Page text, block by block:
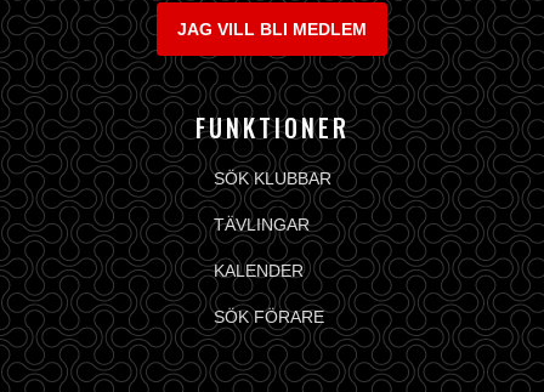
JAG VILL BLI MEDLEM
FUNKTIONER
SÖK KLUBBAR
TÄVLINGAR
KALENDER
SÖK FÖRARE